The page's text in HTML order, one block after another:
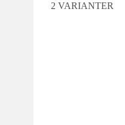
2 VARIANTER